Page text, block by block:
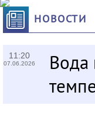
НОВОСТИ
11:20
07.06.2026
Вода